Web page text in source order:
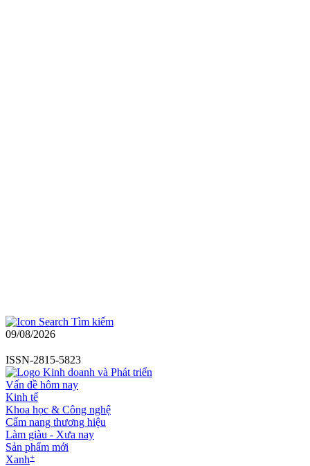
Tìm kiếm
09/08/2026
ISSN-2815-5823
Vấn đề hôm nay
Kinh tế
Khoa học & Công nghệ
Cẩm nang thương hiệu
Làm giàu - Xưa nay
Sản phẩm mới
Xanh+